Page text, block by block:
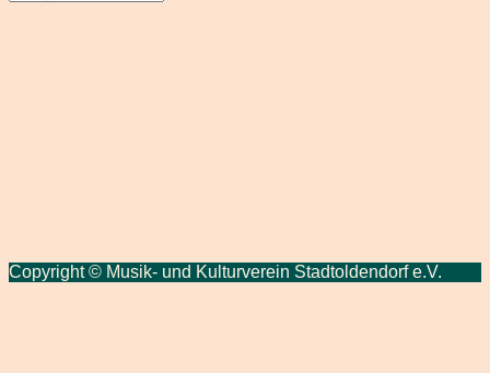
Copyright © Musik- und Kulturverein Stadtoldendorf e.V.